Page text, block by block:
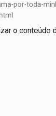
com pouco
e posição
morar sozinho
por-toda-
o conteúdo